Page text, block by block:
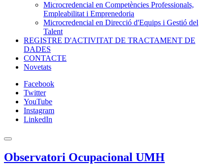
Microcredencial en Competències Professionals,
Empleabilitat i Emprenedoria
Microcredencial en Direcció d'Equips i Gestió del
Talent
REGISTRE D'ACTIVITAT DE TRACTAMENT DE
DADES
CONTACTE
Novetats
Facebook
Twitter
YouTube
Instagram
LinkedIn
Observatori Ocupacional UMH